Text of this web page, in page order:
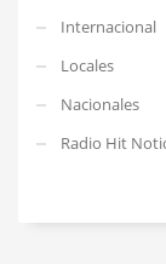
Internacional
Locales
Nacionales
Radio Hit